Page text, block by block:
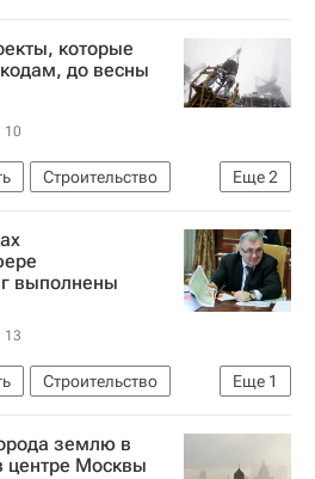
которые
до весны
10
Еще2
Строительство
Министерство строительства и жилищно-коммунального хозяйства РФ (Минстрой России)
г выполнены
13
Еще 1
Строительство
землю в
центре Москвы